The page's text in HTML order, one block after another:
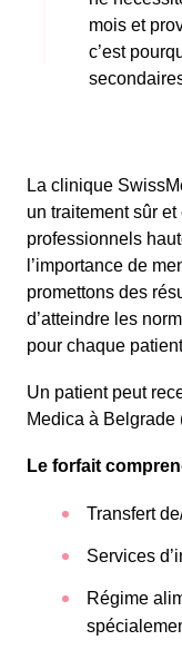
mois et
c’est
La clinique
un traitement sûr
professionnels
l’importance de
promettons des
d’atteindre les
pour chaque
Un patient peut
Medica à Belgrade
Le forfait
Transfert
Services
Régime